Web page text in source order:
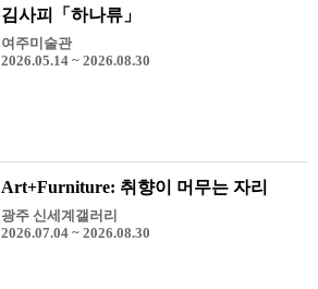
김사피「하나류」
여주미술관
2026.05.14 ~ 2026.08.30
Art+Furniture: 취향이 머무는 자리
광주 신세계갤러리
2026.07.04 ~ 2026.08.30